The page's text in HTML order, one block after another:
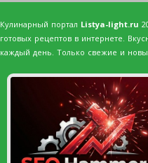
Кулинарный портал Listya-light.ru
готовых рецептов в интернете.
каждый день. Только свежие и